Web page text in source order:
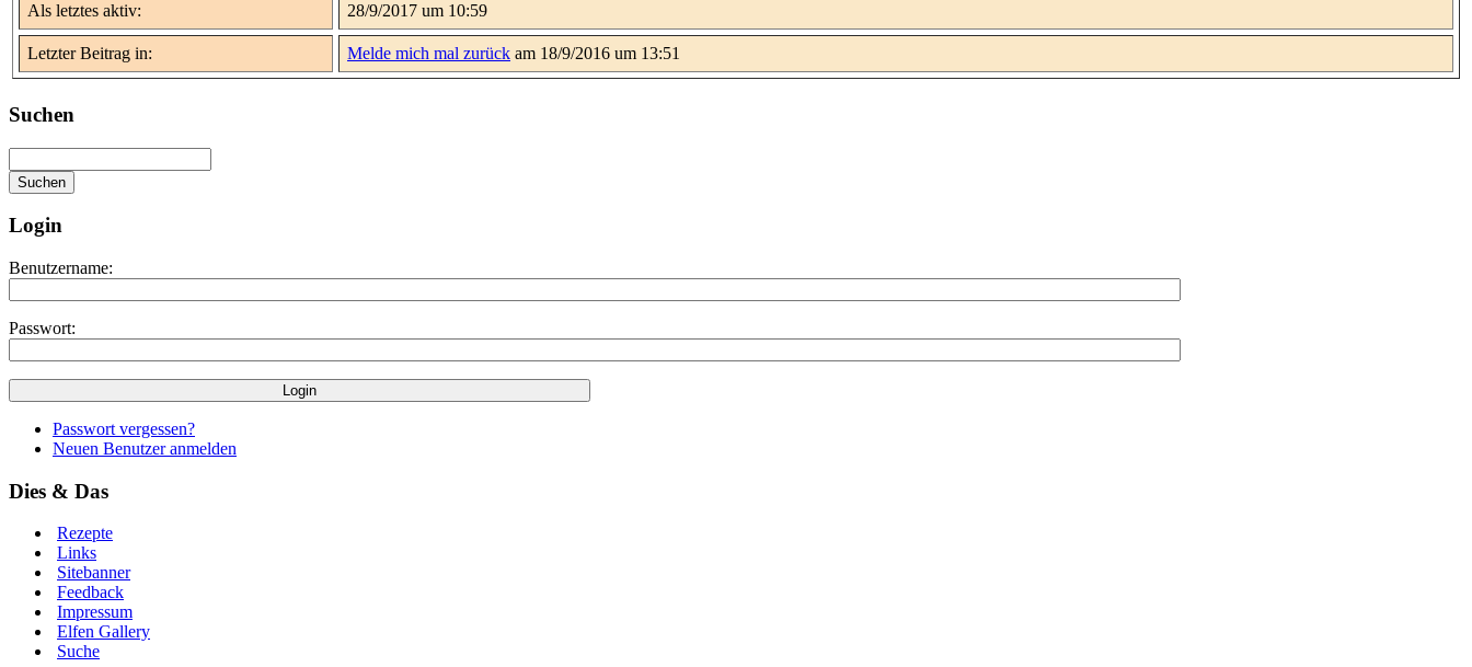
Als letztes aktiv: 28/9/2017 um 10:59
Letzter Beitrag in: Melde mich mal zurück am 18/9/2016 um 13:51
Suchen
Login
Benutzername:
Passwort:
Passwort vergessen?
Neuen Benutzer anmelden
Dies & Das
Rezepte
Links
Sitebanner
Feedback
Impressum
Elfen Gallery
Suche